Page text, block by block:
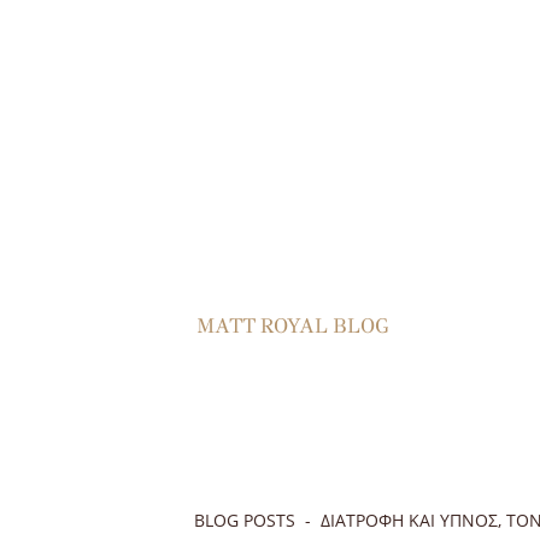
MATT ROYAL BLOG
BLOG POSTS ΔΙΑΤΡΟΦΉ ΚΑΙ ΎΠΝΟΣ,